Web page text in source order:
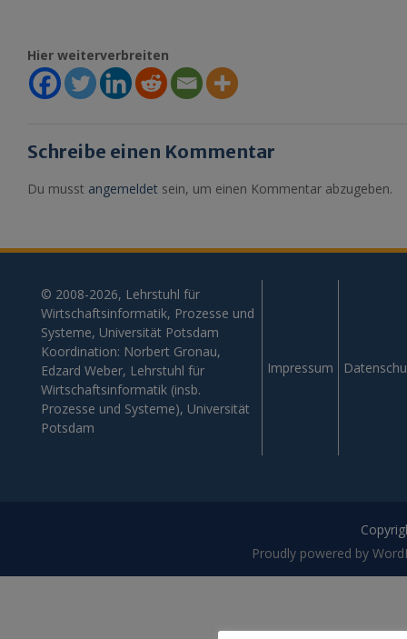
Hier weiterverbreiten
Schreibe einen Kommentar
Du musst angemeldet sein, um einen Kommentar abzugeben.
© 2008-2026, Lehrstuhl für
Wirtschaftsinformatik, Prozesse und
Systeme, Universität Potsdam
Koordination: Norbert Gronau,
Edzard Weber, Lehrstuhl für
Wirtschaftsinformatik (insb.
Prozesse und Systeme), Universität
Potsdam
Impressum
Proudly powered by